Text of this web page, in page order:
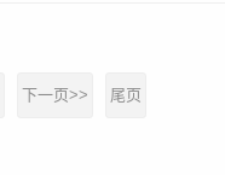
下一页>> 尾页